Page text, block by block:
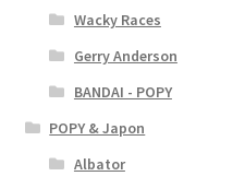
Wacky Races
Gerry Anderson
BANDAI - POPY
POPY & Japon
Albator